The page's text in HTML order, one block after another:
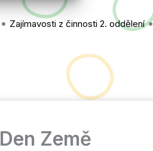
• Zajímavosti z činnosti 2. oddělení•
Den Země